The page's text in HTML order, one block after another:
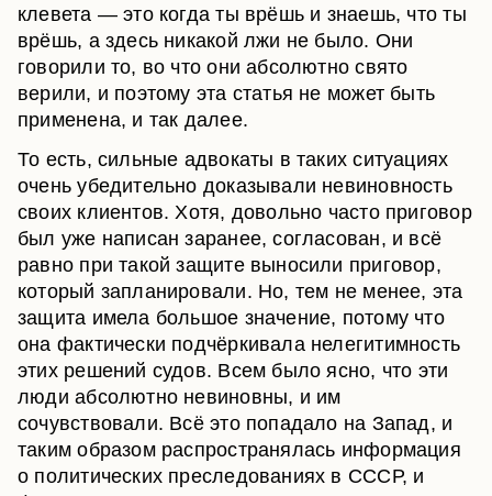
клевета — это когда ты врёшь и знаешь, что ты
врёшь, а здесь никакой лжи не было. Они
говорили то, во что они абсолютно свято
верили, и поэтому эта статья не может быть
применена, и так далее.
То есть, сильные адвокаты в таких ситуациях
очень убедительно доказывали невиновность
своих клиентов. Хотя, довольно часто приговор
был уже написан заранее, согласован, и всё
равно при такой защите выносили приговор,
который запланировали. Но, тем не менее, эта
защита имела большое значение, потому что
она фактически подчёркивала нелегитимность
этих решений судов. Всем было ясно, что эти
люди абсолютно невиновны, и им
сочувствовали. Всё это попадало на Запад, и
таким образом распространялась информация
о политических преследованиях в СССР, и